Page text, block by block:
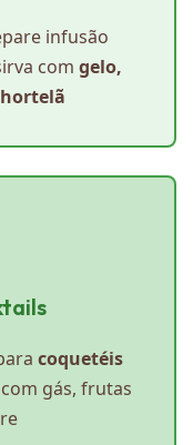
infusão
com gelo,
coquetéis
gás, frutas